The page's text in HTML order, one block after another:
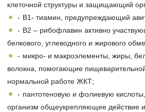
клеточной структуры и защищающий
В1- тиамин, предупреждающий
В2 – рибофлавин активно
белкового, углеводного и жирового
микро- и макроэлементы, жиры,
волокна, помогающие
нормальной работе ЖКТ;
пантотеновую и фолиевую
организм общеукрепляющее действие